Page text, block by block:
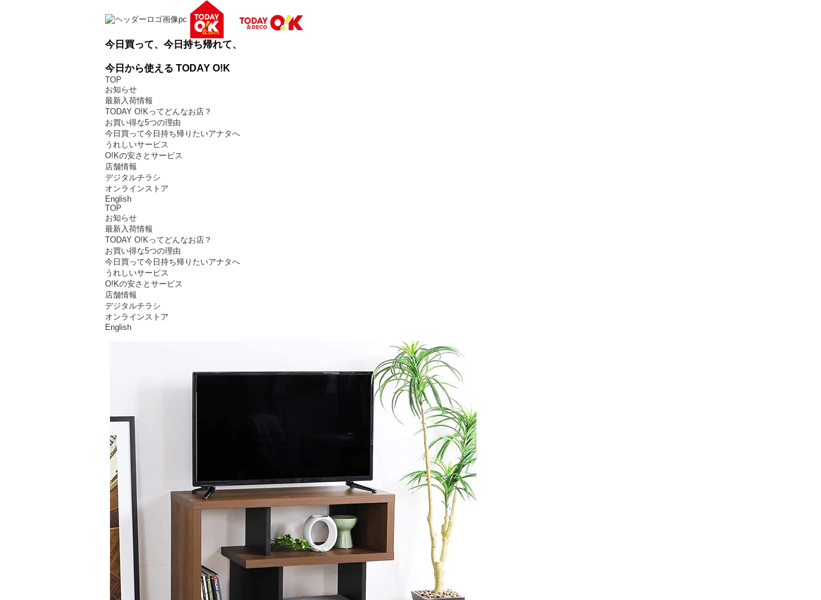
今日買って、今日持ち帰れて、
今日から使える TODAY O!K
TOP
お知らせ
最新入荷情報
TODAY O!Kってどんなお店？
お買い得な5つの理由
今日買って今日持ち帰りたいアナタへ
うれしいサービス
O!Kの安さとサービス
店舗情報
デジタルチラシ
オンラインストア
English
TOP
お知らせ
最新入荷情報
TODAY O!Kってどんなお店？
お買い得な5つの理由
今日買って今日持ち帰りたいアナタへ
うれしいサービス
O!Kの安さとサービス
店舗情報
デジタルチラシ
オンラインストア
English